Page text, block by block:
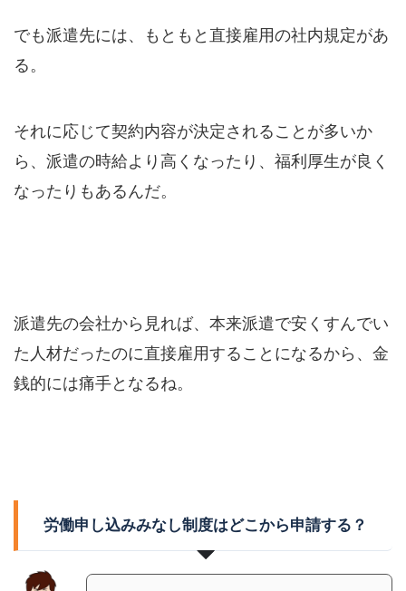
でも派遣先には、もともと直接雇用の社内規定があ
る。
それに応じて契約内容が決定されることが多いか
ら、派遣の時給より高くなったり、福利厚生が良く
なったりもあるんだ。
派遣先の会社から見れば、本来派遣で安くすんでい
た人材だったのに直接雇用することになるから、金
銭的には痛手となるね。
労働申し込みみなし制度はどこから申請する？